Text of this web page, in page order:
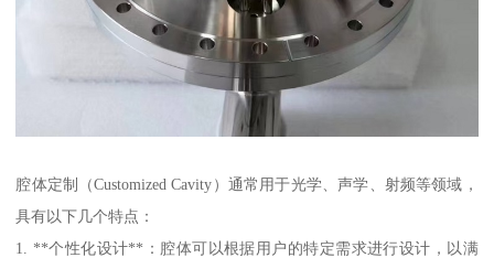
腔体定制（Customized Cavity）通常用于光学、声学、射频等领域，
具有以下几个特点：
1. **个性化设计**：腔体可以根据用户的特定需求进行设计，以满